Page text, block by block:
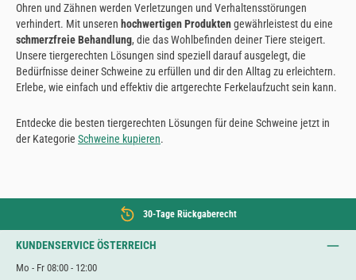
Ohren und Zähnen werden Verletzungen und Verhaltensstörungen
verhindert. Mit unseren hochwertigen Produktengewährleistest du eine
schmerzfreie Behandlung, die das Wohlbefinden deiner Tiere steigert.
Unsere tiergerechten Lösungen sind speziell darauf ausgelegt, die
Bedürfnisse deiner Schweine zu erfüllen und dir den Alltag zu erleichtern.
Erlebe, wie einfach und effektiv die artgerechte Ferkelaufzucht sein kann.
Entdecke die besten tiergerechten Lösungen für deine Schweine jetzt in
der Kategorie Schweine kupieren.
30-Tage Rückgaberecht
KUNDENSERVICE ÖSTERREICH
Mo - Fr 08:00 - 12:00